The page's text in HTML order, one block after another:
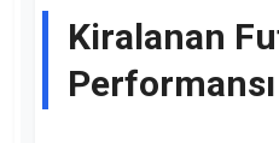
Kiralanan
Performansı